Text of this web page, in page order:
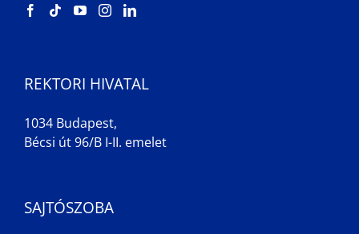
REKTORI HIVATAL
1034 Budapest,
Bécsi út 96/B I-II. emelet
SAJTÓSZOBA